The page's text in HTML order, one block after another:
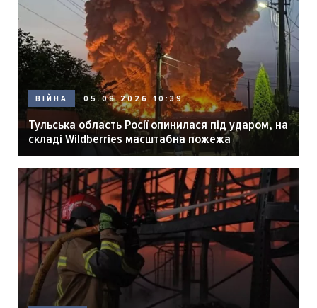
ВІЙНА 05.08.2026 10:39
Тульська область Росії опинилася під ударом, на
складі Wildberries масштабна пожежа